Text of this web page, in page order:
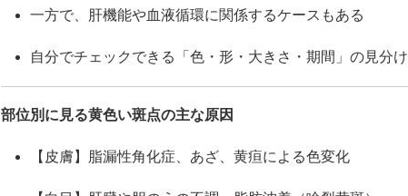
一方で、肝機能や血液循環に関係するケースもある
自分でチェックできる「色・形・大きさ・期間」の見分
部位別に見る黄色い斑点の主な原因
【皮膚】脂漏性角化症、あざ、黄疸による色変化